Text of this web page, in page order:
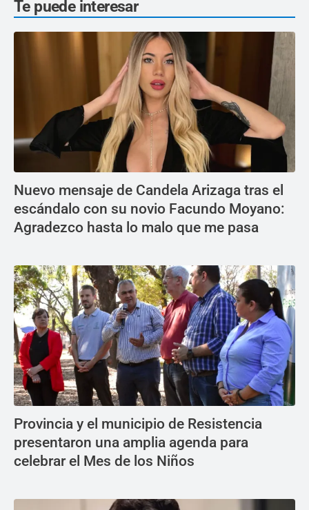
Te puede interesar
Nuevo mensaje de Candela Arizaga tras el
escándalo con su novio Facundo Moyano:
Agradezco hasta lo malo que me pasa
Provincia y el municipio de Resistencia
presentaron una amplia agenda para
celebrar el Mes de los Niños